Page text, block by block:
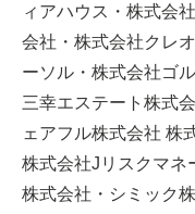
ィアハウス・株式会
会社・株式会社クレ
ーソル・株式会社ゴ
三幸エステート株式
ェアフル株式会社 株
株式会社Jリスクマネ
株式会社・シミック